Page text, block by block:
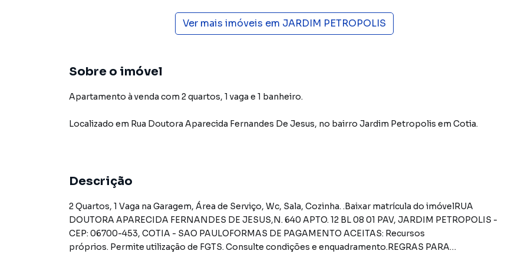
Ver mais imóveis em JARDIM PETROPOLIS
Sobre o imóvel
Apartamento à venda com 2 quartos, 1 vaga e 1 banheiro.
Localizado em Rua Doutora Aparecida Fernandes De Jesus, no bairro Jardim Petropolis em Cotia.
Descrição
2 Quartos, 1 Vaga na Garagem, Área de Serviço, Wc, Sala, Cozinha. .Baixar matrícula do imóvelRUA
DOUTORA APARECIDA FERNANDES DE JESUS,N. 640 APTO. 12 BL 08 01 PAV, JARDIM PETROPOLIS -
CEP: 06700-453, COTIA - SAO PAULOFORMAS DE PAGAMENTO ACEITAS: Recursos
próprios. Permite utilização de FGTS. Consulte condições e enquadramento.REGRAS PARA